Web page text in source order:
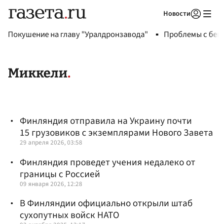
Новости
Покушение на главу "Уралдронзавода" Проблемы с
Миккели
Финляндия отправила на Украину почти
15 грузовиков с экземплярами Нового Завета
29 апреля 2026, 03:58
Финляндия проведет учения недалеко от
границы с Россией
09 января 2026, 12:28
В Финляндии официально открыли штаб
сухопутных войск НАТО